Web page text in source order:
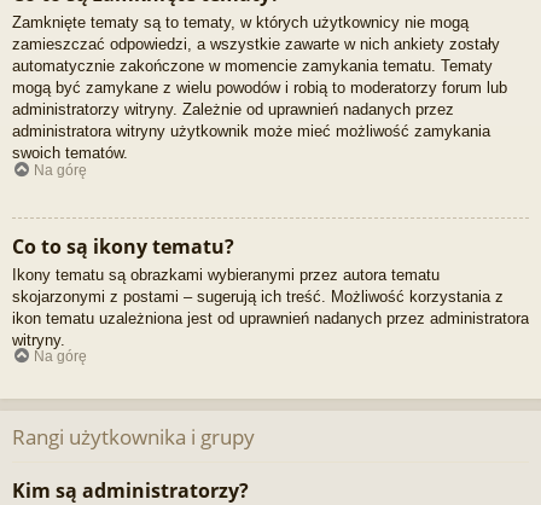
Zamknięte tematy są to tematy, w których użytkownicy nie mogą
zamieszczać odpowiedzi, a wszystkie zawarte w nich ankiety zostały
automatycznie zakończone w momencie zamykania tematu. Tematy
mogą być zamykane z wielu powodów i robią to moderatorzy forum lub
administratorzy witryny. Zależnie od uprawnień nadanych przez
administratora witryny użytkownik może mieć możliwość zamykania
swoich tematów.
Na górę
Co to są ikony tematu?
Ikony tematu są obrazkami wybieranymi przez autora tematu
skojarzonymi z postami – sugerują ich treść. Możliwość korzystania z
ikon tematu uzależniona jest od uprawnień nadanych przez administratora
witryny.
Na górę
Rangi użytkownika i grupy
Kim są administratorzy?